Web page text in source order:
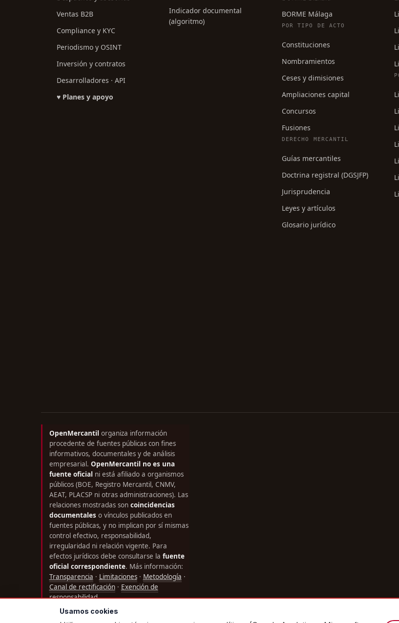
Ventas B2B
Compliance y KYC
Periodismo y OSINT
Inversión y contratos
Desarrolladores · API
♥ Planes y apoyo
Indicador documental
(algoritmo)
BORME Málaga
POR TIPO DE ACTO
Constituciones
Nombramientos
Ceses y dimisiones
Ampliaciones capital
Concursos
Fusiones
DERECHO MERCANTIL
Guías mercantiles
Doctrina registral (DGSJFP)
Jurisprudencia
Leyes y artículos
Glosario jurídico
OpenMercantil organiza información
procedente de fuentes públicas con fines
informativos, documentales y de análisis
empresarial. OpenMercantil no es una
fuente oficial ni está afiliado a organismos
públicos (BOE, Registro Mercantil, CNMV,
AEAT, PLACSP ni otras administraciones). Las
relaciones mostradas son coincidencias
documentaleso vínculos publicados en
fuentes públicas, y no implican por sí mismas
control efectivo, responsabilidad,
irregularidad ni relación vigente. Para
efectos jurídicos debe consultarse la fuente
oficial correspondiente. Más información:
Transparencia · Limitaciones· Metodología ·
Canal de rectificación· Exención de
responsabilidad.
Usamos cookies